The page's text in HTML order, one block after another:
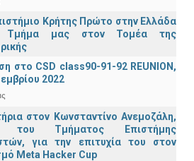
Κρήτης Πρώτο στην Ελλάδα
Τμήμα μας στον Τομέα της
στο CSD class90-91-92 REUNION,
2022
στον Κωνσταντίνο Ανεμοζάλη,
του Τμήματος Επιστήμης
για την επιτυχία του στον
Meta Hacker Cup